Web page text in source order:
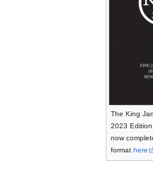
The King
2023 Edition
now
format here